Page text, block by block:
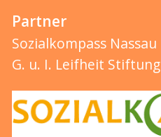
Partner
Sozialkompass Nassau
G. u. I. Leifheit Stiftung